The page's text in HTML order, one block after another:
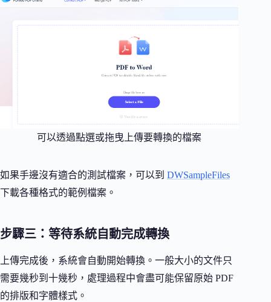
可以透過點選或拖曳上傳要轉換的檔案
如果手邊沒有適合的測試檔案，可以到 DWSampleFiles
下載各種格式的範例檔案。
步驟三：等待系統自動完成轉換
上傳完成後，系統會自動開始轉換。一般大小的文件只
需要幾秒到十幾秒，處理過程中會盡可能保留原始 PDF
的排版和字體樣式。